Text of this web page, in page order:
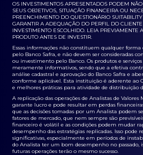
OS INVESTIMENTOS APRESENTADOS PODEM
SEUS OBJETIVOS, SITUAÇÃO FINANCEIRA OU
PREENCHIMENTO DO QUESTIONÁRIO
GARANTIR A ADEQUAÇÃO DO PERFIL DO
INVESTIMENTO ESCOLHIDO. LEIA PREVIAMENTE
PRODUTO ANTES DE INVESTIR.
Essas informações não constituem qualquer
pelo Banco Safra, e não devem ser consideradas
ou investimento pelo Banco. Os produtos e
meramente informativos, sendo que a efetiva
análise cadastral e aprovação do Banco Safra e
conforme aplicável. Esta instituição é aderente ao
e melhores práticas para atividade de distribuição
A replicação das operações de Analistas de Valores
garante lucro e pode resultar em perdas
que as decisões tomadas por um Analista podem
fatores de mercado, que nem sempre são
financeiro é volátil e as condições podem mudar
desempenho das estratégias replicadas. Isso pode
significativas, especialmente em períodos de
do Analista ter um bom desempenho no passado,
futuras operações terão o mesmo sucesso.